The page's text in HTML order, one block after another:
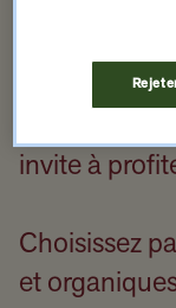
En puisant
bois naturel
invite à
Choisissez
et